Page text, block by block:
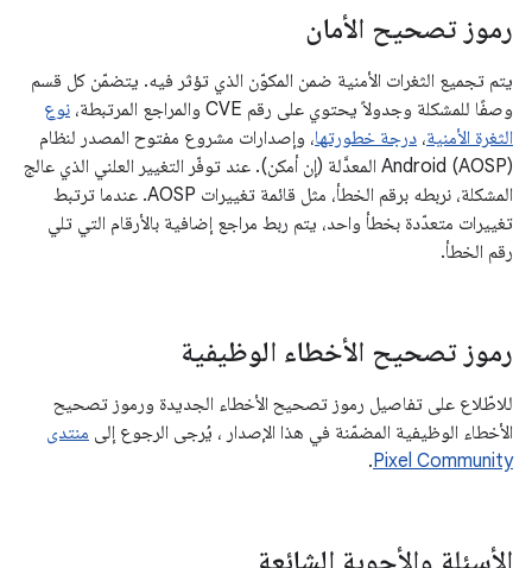
رموز تصحيح الأمان
يتم تجميع الثغرات الأمنية ضمن المكوّن الذي تؤثر فيه. يتضمّن كل قسم
وصفًا للمشكلة وجدولاً يحتوي على رقم CVE والمراجع المرتبطة،
نوع
الثغرة الأمنية، درجة خطورتها، وإصدارات مشروع مفتوح المصدر لنظام
Android (AOSP) المعدَّلة (إن أمكن). عند توفّر التغيير العلني الذي عالج
المشكلة، نربطه برقم الخطأ، مثل قائمة تغييرات AOSP. عندما ترتبط
تغييرات متعدّدة بخطأ واحد، يتم ربط مراجع إضافية بالأرقام التي تلي
رقم الخطأ.
رموز تصحيح الأخطاء الوظيفية
للاطّلاع على تفاصيل رموز تصحيح الأخطاء الجديدة ورموز تصحيح
الأخطاء الوظيفية المضمّنة في هذا الإصدار ، يُرجى الرجوع إلى منتدى
Pixel Community
.
الأسئلة والأجوبة الشائعة